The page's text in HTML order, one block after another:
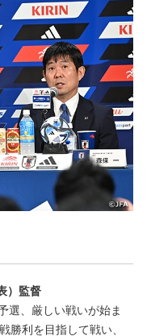
）監督
選、厳しい戦いが始ま
勝利を目指して戦い、